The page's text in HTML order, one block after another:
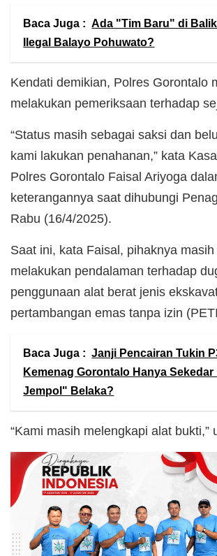
Baca Juga : Ada "Tim Baru" di
Ilegal Balayo Pohuwato?
Kendati demikian, Polres Gorontalo
melakukan pemeriksaan terhadap
“Status masih sebagai saksi dan
kami lakukan penahanan,” kata
Polres Gorontalo Faisal Ariyoga
keterangannya saat dihubungi
Rabu (16/4/2025).
Saat ini, kata Faisal, pihaknya
melakukan pendalaman terhadap
penggunaan alat berat jenis
pertambangan emas tanpa izin
Baca Juga : Janji Pencairan Tukin
Kemenag Gorontalo Hanya Sekedar
Jempol" Belaka?
“Kami masih melengkapi alat bukti,”